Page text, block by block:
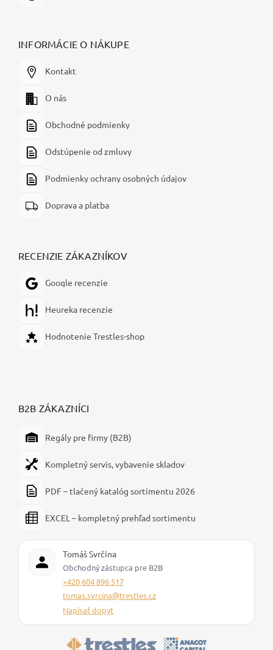
INFORMÁCIE O NÁKUPE
Kontakt
O nás
Obchodné podmienky
Odstúpenie od zmluvy
Podmienky ochrany osobných údajov
Doprava a platba
RECENZIE ZÁKAZNÍKOV
Google recenzie
Heureka recenzie
Hodnotenie Trestles-shop
B2B ZÁKAZNÍCI
Regály pre firmy (B2B)
Kompletný servis, vybavenie skladov
PDF – tlačený katalóg sortimentu 2026
EXCEL – kompletný prehľad sortimentu
Tomáš Svrčina
Obchodný zástupca pre B2B
+420 604 896 517
tomas.svrcina@trestles.cz
Napísať dopyt